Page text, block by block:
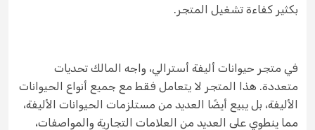
بكثير كفاءة تشغيل المتجر.
في متجر حيوانات أليفة أسترالي، واجه المالك تحديات
متعددة. هذا المتجر لا يتعامل فقط مع جميع أنواع الحيوانات
الأليفة، بل يبيع أيضًا العديد من مستلزمات الحيوانات الأليفة،
مما ينطوي على العديد من العلامات التجارية والمواصفات،